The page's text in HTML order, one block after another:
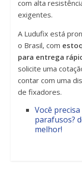
com alta
exigentes.
A Ludufix está
o Brasil, com
para entrega
solicite uma
contar com uma
de fixadores.
Você
parafusos?
melhor!